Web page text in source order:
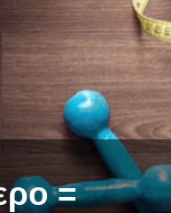
=